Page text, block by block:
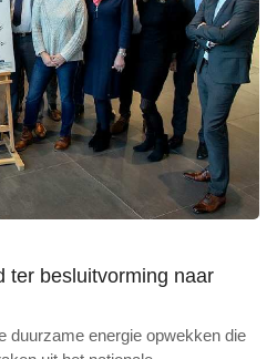
ter besluitvorming naar
duurzame energie opwekken die